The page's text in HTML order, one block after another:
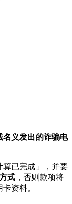
名义发出的诈骗电
算已完成」，并要
式 ，否则款项将
资料。